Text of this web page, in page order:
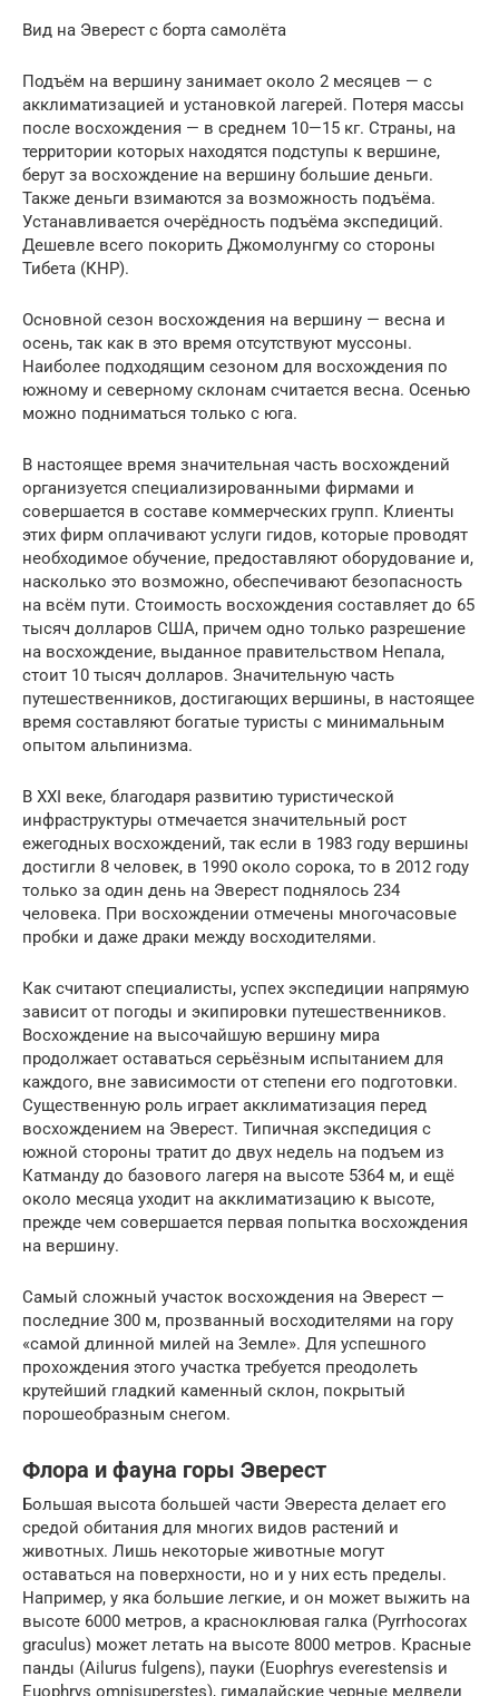
Вид на Эверест с борта самолёта
Подъём на вершину занимает около 2 месяцев — с
акклиматизацией и установкой лагерей. Потеря массы
после восхождения — в среднем 10—15 кг. Страны, на
территории которых находятся подступы к вершине,
берут за восхождение на вершину большие деньги.
Также деньги взимаются за возможность подъёма.
Устанавливается очерёдность подъёма экспедиций.
Дешевле всего покорить Джомолунгму со стороны
Тибета (КНР).
Основной сезон восхождения на вершину — весна и
осень, так как в это время отсутствуют муссоны.
Наиболее подходящим сезоном для восхождения по
южному и северному склонам считается весна. Осенью
можно подниматься только с юга.
В настоящее время значительная часть восхождений
организуется специализированными фирмами и
совершается в составе коммерческих групп. Клиенты
этих фирм оплачивают услуги гидов, которые проводят
необходимое обучение, предоставляют оборудование и,
насколько это возможно, обеспечивают безопасность
на всём пути. Стоимость восхождения составляет до 65
тысяч долларов США, причем одно только разрешение
на восхождение, выданное правительством Непала,
стоит 10 тысяч долларов. Значительную часть
путешественников, достигающих вершины, в настоящее
время составляют богатые туристы с минимальным
опытом альпинизма.
В XXI веке, благодаря развитию туристической
инфраструктуры отмечается значительный рост
ежегодных восхождений, так если в 1983 году вершины
достигли 8 человек, в 1990 около сорока, то в 2012 году
только за один день на Эверест поднялось 234
человека. При восхождении отмечены многочасовые
пробки и даже драки между восходителями.
Как считают специалисты, успех экспедиции напрямую
зависит от погоды и экипировки путешественников.
Восхождение на высочайшую вершину мира
продолжает оставаться серьёзным испытанием для
каждого, вне зависимости от степени его подготовки.
Существенную роль играет акклиматизация перед
восхождением на Эверест. Типичная экспедиция с
южной стороны тратит до двух недель на подъем из
Катманду до базового лагеря на высоте 5364 м, и ещё
около месяца уходит на акклиматизацию к высоте,
прежде чем совершается первая попытка восхождения
на вершину.
Самый сложный участок восхождения на Эверест —
последние 300 м, прозванный восходителями на гору
«самой длинной милей на Земле». Для успешного
прохождения этого участка требуется преодолеть
крутейший гладкий каменный склон, покрытый
порошеобразным снегом.
Флора и фауна горы Эверест
Большая высота большей части Эвереста делает его
средой обитания для многих видов растений и
животных. Лишь некоторые животные могут
оставаться на поверхности, но и у них есть пределы.
Например, у яка большие легкие, и он может выжить на
высоте 6000 метров, а красноклювая галка (Pyrrhocorax
graculus) может летать на высоте 8000 метров. Красные
панды (Ailurus fulgens), пауки (Euophrys everestensis и
Euophrys omnisuperstes), гималайские черные медведи